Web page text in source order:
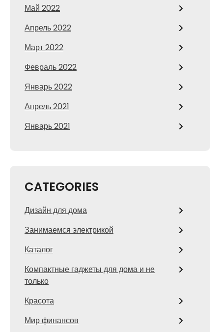
Май 2022
Апрель 2022
Март 2022
Февраль 2022
Январь 2022
Апрель 2021
Январь 2021
CATEGORIES
Дизайн для дома
Занимаемся электрикой
Каталог
Компактные гаджеты для дома и не
только
Красота
Мир финансов